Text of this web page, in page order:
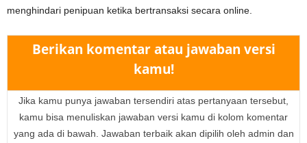
menghindari penipuan ketika bertransaksi secara online.
Berikan komentar atau jawaban versi
kamu!
Jika kamu punya jawaban tersendiri atas pertanyaan tersebut,
kamu bisa menuliskan jawaban versi kamu di kolom komentar
yang ada di bawah. Jawaban terbaik akan dipilih oleh admin dan